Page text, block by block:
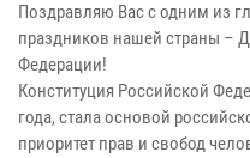
Поздравляю Вас с одним из
праздников нашей страны –
Федерации!
Конституция Российской
года, стала основой
приоритет прав и свобод